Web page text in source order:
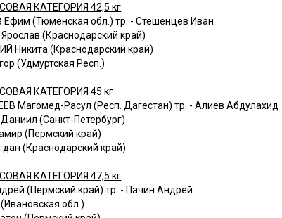
КАТЕГОРИЯ 42,5 кг
(Тюменская обл.) тр. - Стешенцев Иван
(Краснодарский край)
Никита (Краснодарский край)
(Удмуртская Респ.)
КАТЕГОРИЯ 45 кг
Магомед-Расул (Респ. Дагестан) тр. - Алиев Абдулахид
(Санкт-Петербург)
(Пермский край)
(Краснодарский край)
КАТЕГОРИЯ 47,5 кг
(Пермский край) тр. - Пачин Андрей
обл.)